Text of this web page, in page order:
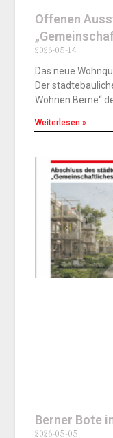
Offenen
2026-05-14
Das neue
Der
Wohnen Berne“
Weiterlesen »
Berner Bote
2026-05-05